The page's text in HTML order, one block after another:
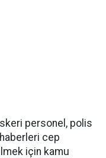
personel, polis
cep
için kamu